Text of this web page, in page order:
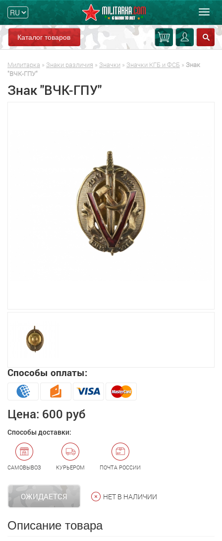
Каталог товаров
Милитарка » Знаки различия » Значки » Значки КГБ и ФСБ » Знак
"ВЧК-ГПУ"
Знак "ВЧК-ГПУ"
Способы оплаты:
Цена: 600 руб
Способы доставки:
САМОВЫВОЗ КУРЬЕРОМ ПОЧТА РОССИИ
ОЖИДАЕТСЯ НЕТ В НАЛИЧИИ
Описание товара